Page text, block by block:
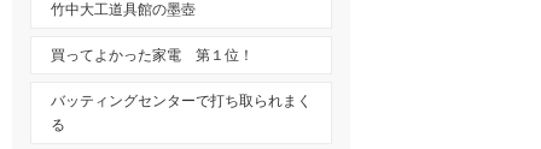
竹中大工道具館の墨壺
買ってよかった家電 第１位！
バッティングセンターで打ち取られまく
る